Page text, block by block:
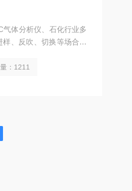
体分析仪、石化行业多
、反吹、切换等场合；
：1211